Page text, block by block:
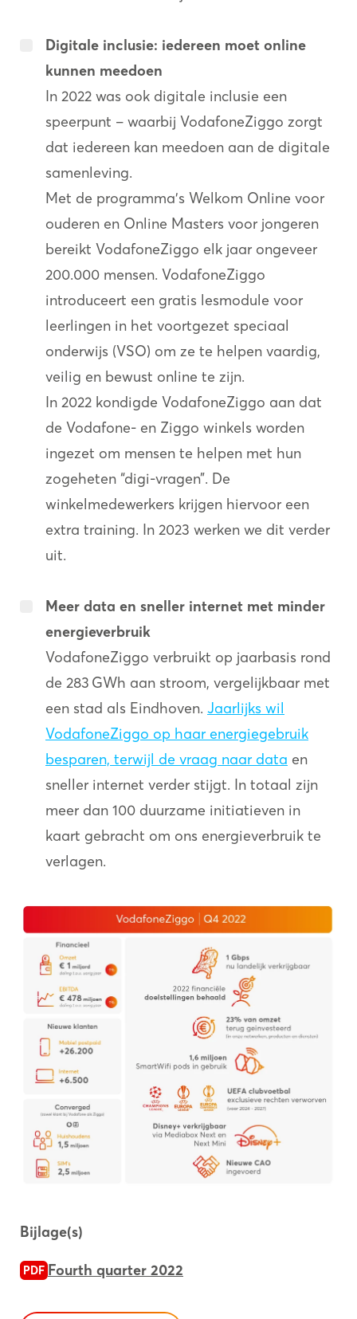
Digitale inclusie: iedereen moet online
kunnen meedoen
In 2022 was ook digitale inclusie een
speerpunt – waarbij VodafoneZiggo zorgt
dat iedereen kan meedoen aan de digitale
samenleving.
Met de programma’s Welkom Online voor
ouderen en Online Masters voor jongeren
bereikt VodafoneZiggo elk jaar ongeveer
200.000 mensen. VodafoneZiggo
introduceert een gratis lesmodule voor
leerlingen in het voortgezet speciaal
onderwijs (VSO) om ze te helpen vaardig,
veilig en bewust online te zijn.
In 2022 kondigde VodafoneZiggo aan dat
de Vodafone- en Ziggo winkels worden
ingezet om mensen te helpen met hun
zogeheten “digi-vragen”. De
winkelmedewerkers krijgen hiervoor een
extra training. In 2023 werken we dit verder
uit.
Meer data en sneller internet met minder
energieverbruik
VodafoneZiggo verbruikt op jaarbasis rond
de 283 GWh aan stroom, vergelijkbaar met
een stad als Eindhoven. Jaarlijks wil
VodafoneZiggo op haar energiegebruik
besparen, terwijl de vraag naar data en
sneller internet verder stijgt. In totaal zijn
meer dan 100 duurzame initiatieven in
kaart gebracht om ons energieverbruik te
verlagen.
Bijlage(s)
PDF Fourth quarter 2022